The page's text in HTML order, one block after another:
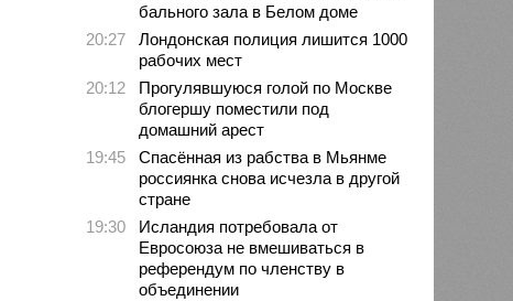
бального зала в Белом доме
20:27
Лондонская полиция лишится 1000
рабочих мест
20:12
Прогулявшуюся голой по Москве
блогершу поместили под
домашний арест
19:45
Спасённая из рабства в Мьянме
россиянка снова исчезла в другой
стране
19:30
Исландия потребовала от
Евросоюза не вмешиваться в
референдум по членству в
объединении